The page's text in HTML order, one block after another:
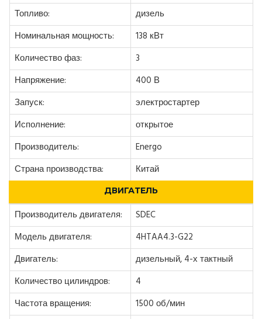
Топливо:
дизель
Номинальная мощность:
138 кВт
Количество фаз:
3
Напряжение:
400 В
Запуск:
электростартер
Исполнение:
открытое
Производитель:
Energo
Страна производства:
Китай
ДВИГАТЕЛЬ
Производитель двигателя:
SDEC
Модель двигателя:
4HTAA4.3-G22
Двигатель:
дизельный, 4-х тактный
Количество цилиндров:
4
Частота вращения:
1500 об/мин